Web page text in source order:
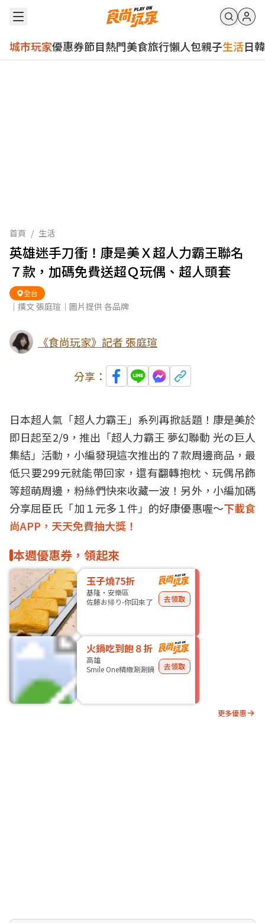
城市玩家優惠券節目熱門美食旅行懶人包親子生活日韓
首頁 / 生活
英雄迷手刀衝！康是美Ｘ超人力霸王聯名
７款，加碼免費送超Ｑ玩偶、超人頭套
全台
｜撰文 張庭瑄｜圖片提供 各品牌
《食尚玩家》記者 張庭瑄
分享：
日本超人氣「超人力霸王」系列再掀話題！康是美於
即日起至2/9，推出「超人力霸王 夢幻聯動 光の巨人
集結」活動，小編發現這次推出的７款周邊商品，最
低只要299元就能帶回家，還有翻轉抱枕、玩偶吊飾
等超萌周邊，粉絲們快來收藏一波！另外，小編加碼
分享屈臣氏「加１元多１件」的好康優惠喔～下載食
尚APP，天天免費抽大獎！
本週優惠券，領起來
玉子燒75折
基隆・安樂區
佐藤お帰り-你回來了
去領取
火鍋吃到飽８折
高雄
Smile One精緻涮涮鍋
去領取
更多優惠